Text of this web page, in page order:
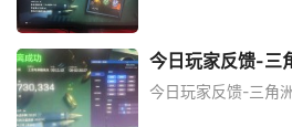
今日玩家反馈-三
助
今日玩家反馈-三角